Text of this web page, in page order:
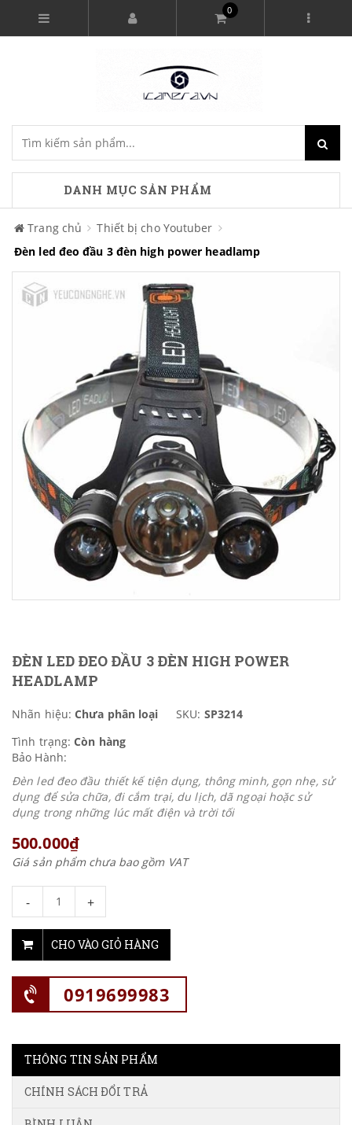
0
DANH MỤC SẢN PHẨM
Trang chủ
Thiết bị cho Youtuber
Đèn led đeo đầu 3 đèn high power headlamp
ĐÈN LED ĐEO ĐẦU 3 ĐÈN HIGH POWER
HEADLAMP
Nhãn hiệu: Chưa phân loại SKU: SP3214
Tình trạng: Còn hàng
Bảo Hành:
Đèn led đeo đầu thiết kế tiện dụng, thông minh, gọn nhẹ, sử
dụng để sửa chữa, đi cắm trại, du lịch, dã ngoại hoặc sử
dụng trong những lúc mất điện và trời tối
500.000₫
Giá sản phẩm chưa bao gồm VAT
- +
CHO VÀO GIỎ HÀNG
0919699983
THÔNG TIN SẢN PHẨM
CHÍNH SÁCH ĐỔI TRẢ